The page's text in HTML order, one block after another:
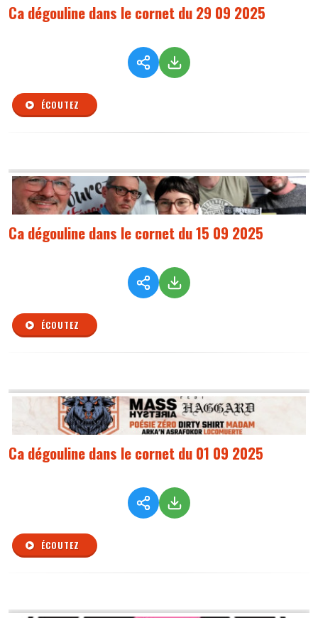
Ca dégouline dans le cornet du 29 09 2025
ÉCOUTEZ
Ca dégouline dans le cornet du 15 09 2025
ÉCOUTEZ
Ca dégouline dans le cornet du 01 09 2025
ÉCOUTEZ